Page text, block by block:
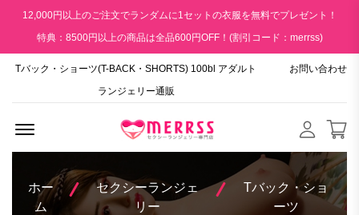
12,000円以上のご注文でランダムに1セットの衣服を無料でプレゼント！
特典：8500円以上の商品は全品600円OFF！(割引コード：merrss)
Tバック・ショーツ(T-BACK・SHORTS) 100bl アダルト
ランジェリー通販
お問い合わせ
ホー
ム
セクシーランジェ
リー
Tバック・ショ
ーツ